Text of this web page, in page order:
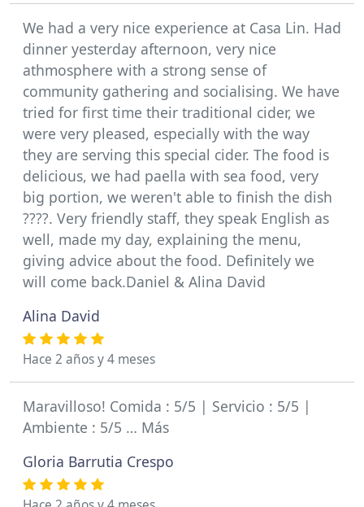
We had a very nice experience at Casa Lin. Had
dinner yesterday afternoon, very nice
athmosphere with a strong sense of
community gathering and socialising. We have
tried for first time their traditional cider, we
were very pleased, especially with the way
they are serving this special cider. The food is
delicious, we had paella with sea food, very
big portion, we weren't able to finish the dish
????. Very friendly staff, they speak English as
well, made my day, explaining the menu,
giving advice about the food. Definitely we
will come back.Daniel & Alina David
Alina David
Hace 2 años y 4 meses
Maravilloso! Comida : 5/5 | Servicio : 5/5 |
Ambiente : 5/5 … Más
Gloria Barrutia Crespo